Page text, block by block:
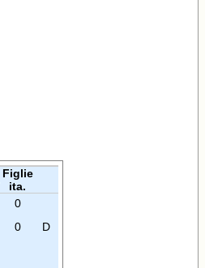
Figlie
ita.
0
0
D